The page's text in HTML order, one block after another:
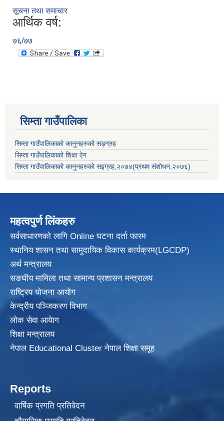
सूचना तथा समाचार
आर्थिक वर्ष:
७६/७७
सिम्ता गाउँपालिका
सिम्ता गाउँपालिकाको कानुनहरुको सङ्ग्रह
सिम्ता गाउँपालिकाको शिक्षा ऐन
सिम्ता गाउँपालिकाको कानुनहरुको सइग्रह,२०७४(प्रथम संशोधन,२०७६)
महत्वपुर्ण लिंकहरु
सर्वसाधारणको लागि Online घटना दर्ता फारम
स्थानिय शासन तथा सामुदायिक विकासकार्यक्रम(LGCDP)
अर्थ मन्त्रालय
सङघीय मामिला तथा सामान्य प्रशासन मन्त्रालय
राष्ट्रिय योजना आयोग
केन्द्रीय पञ्जिकरण विभाग
लोक सेवा आयेाग
शिक्षा मन्त्रालय
नेपाल Educational Cluster नेपाल शिक्षा समूह
Reports
वार्षिक प्रगति प्रतिवेदन